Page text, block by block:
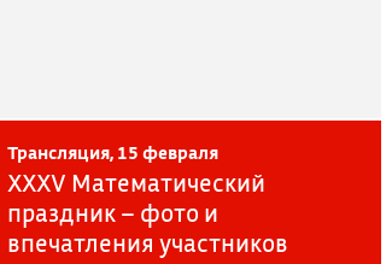
Трансляция, 15 февраля
XXXV Математический
праздник – фото и
впечатления участников